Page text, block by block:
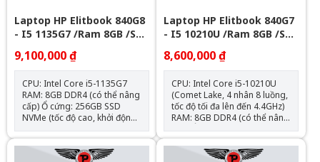
Laptop HP Elitbook 840G8
- I5 1135G7 /Ram 8GB /SSD
256GB/ 14FHD
9,100,000 ₫
CPU: Intel Core i5-1135G7
RAM: 8GB DDR4 (có thể nâng
cấp) Ổ cứng: 256GB SSD
NVMe (tốc độ cao, khởi động
nhanh, nâng cấp được) Màn
hình: 14.0 inch Full HD (1920 x
1080) IPS, viền mỏng – cho
Laptop HP Elitbook 840G7
- I5 10210U /Ram 8GB /SSD
256GB/ 14FHD
8,600,000 ₫
CPU: Intel Core i5-10210U
(Comet Lake, 4 nhân 8 luồng,
tốc độ tối đa lên đến 4.4GHz)
RAM: 8GB DDR4 (có thể nâng
cấp) Ổ cứng: 256GB SSD
NVMe (tốc độ cao, khởi động
nhanh, nâng cấp được) Màn